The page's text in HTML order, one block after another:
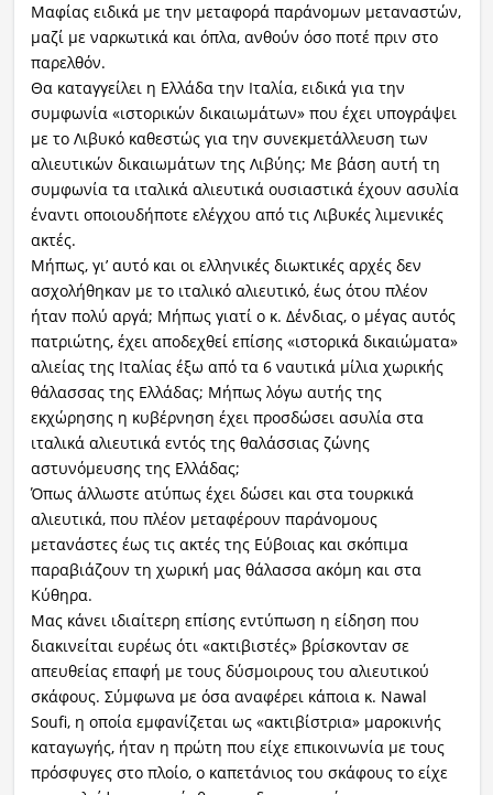
Μαφίας ειδικά με την μεταφορά παράνομων μεταναστών,
μαζί με ναρκωτικά και όπλα, ανθούν όσο ποτέ πριν στο
παρελθόν.
Θα καταγγείλει η Ελλάδα την Ιταλία, ειδικά για την
συμφωνία «ιστορικών δικαιωμάτων» που έχει υπογράψει
με το Λιβυκό καθεστώς για την συνεκμετάλλευση των
αλιευτικών δικαιωμάτων της Λιβύης; Με βάση αυτή τη
συμφωνία τα ιταλικά αλιευτικά ουσιαστικά έχουν ασυλία
έναντι οποιουδήποτε ελέγχου από τις Λιβυκές λιμενικές
ακτές.
Μήπως, γι’ αυτό και οι ελληνικές διωκτικές αρχές δεν
ασχολήθηκαν με το ιταλικό αλιευτικό, έως ότου πλέον
ήταν πολύ αργά; Μήπως γιατί ο κ. Δένδιας, ο μέγας αυτός
πατριώτης, έχει αποδεχθεί επίσης «ιστορικά δικαιώματα»
αλιείας της Ιταλίας έξω από τα 6 ναυτικά μίλια χωρικής
θάλασσας της Ελλάδας; Μήπως λόγω αυτής της
εκχώρησης η κυβέρνηση έχει προσδώσει ασυλία στα
ιταλικά αλιευτικά εντός της θαλάσσιας ζώνης
αστυνόμευσης της Ελλάδας;
Όπως άλλωστε ατύπως έχει δώσει και στα τουρκικά
αλιευτικά, που πλέον μεταφέρουν παράνομους
μετανάστες έως τις ακτές της Εύβοιας και σκόπιμα
παραβιάζουν τη χωρική μας θάλασσα ακόμη και στα
Κύθηρα.
Μας κάνει ιδιαίτερη επίσης εντύπωση η είδηση που
διακινείται ευρέως ότι «ακτιβιστές» βρίσκονταν σε
απευθείας επαφή με τους δύσμοιρους του αλιευτικού
σκάφους. Σύμφωνα με όσα αναφέρει κάποια κ. Nawal
Soufi, η οποία εμφανίζεται ως «ακτιβίστρια» μαροκινής
καταγωγής, ήταν η πρώτη που είχε επικοινωνία με τους
πρόσφυγες στο πλοίο, ο καπετάνιος του σκάφους το είχε